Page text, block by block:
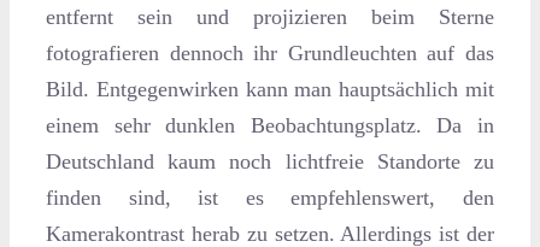
entfernt sein und projizieren beim Sterne
fotografieren dennoch ihr Grundleuchten auf das
Bild. Entgegenwirken kann man hauptsächlich mit
einem sehr dunklen Beobachtungsplatz. Da in
Deutschland kaum noch lichtfreie Standorte zu
finden sind, ist es empfehlenswert, den
Kamerakontrast herab zu setzen. Allerdings ist der